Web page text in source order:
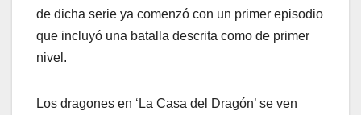
de dicha serie ya comenzó con un primer episodio
que incluyó una batalla descrita como de primer
nivel.
Los dragones en ‘La Casa del Dragón’ se ven